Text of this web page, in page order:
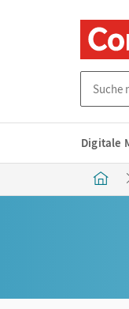
Digitale